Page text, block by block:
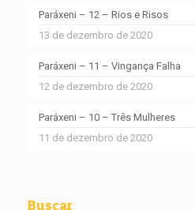
Paráxeni – 12 – Rios e Risos
13 de dezembro de 2020
Paráxeni – 11 – Vingança Falha
12 de dezembro de 2020
Paráxeni – 10 – Três Mulheres
11 de dezembro de 2020
Buscar